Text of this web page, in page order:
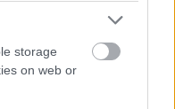
storage
on web or